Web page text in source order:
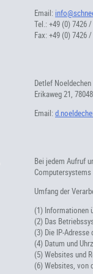
Email:
Tel.: +49 (0) 7426
Fax: +49 (0) 7426
Detlef Noeldechen
Erikaweg 21,
Email:
Bei jedem Aufruf
Computersystems
Umfang der
(1) Informationen
(2) Das
(3) Die IP-
(4) Datum und
(5) Websites und
(6) Websites, von